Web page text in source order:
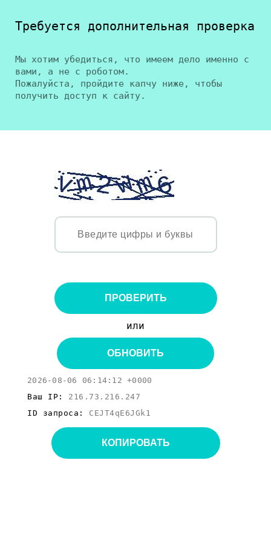
Требуется дополнительная проверка
Мы хотим убедиться, что имеем дело именно с
вами, а не с роботом.
Пожалуйста, пройдите капчу ниже, чтобы
получить доступ к сайту.
ПРОВЕРИТЬ
или
ОБНОВИТЬ
2026-08-06 06:14:12 +0000
Ваш IP: 216.73.216.247
ID запроса: CEJT4qE6JGk1
КОПИРОВАТЬ